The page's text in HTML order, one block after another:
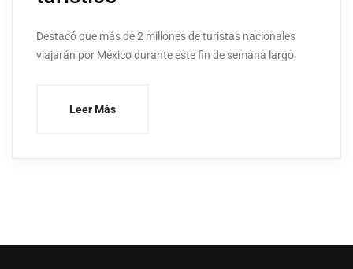
Destacó que más de 2 millones de turistas nacionales
viajarán por México durante este fin de semana largo
Leer Más